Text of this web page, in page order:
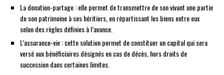
La donation-partage : elle permet de transmettre de son vivant une partie
de son patrimoine à ses héritiers, en répartissant les biens entre eux
selon des règles définies à l’avance.
L’assurance-vie : cette solution permet de constituer un capital qui sera
versé aux bénéficiaires désignés en cas de décès, hors droits de
succession dans certaines limites.